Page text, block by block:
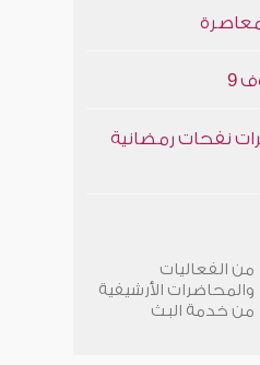
9
نفحات رمضانية
من الفعاليات
والمحاضرات الأرشيفية
من خدمة البث